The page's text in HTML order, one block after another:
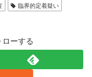
臨界的定着疑い
ーする